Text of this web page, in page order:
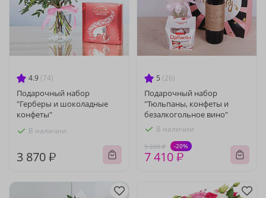
4.9 (74)
Подарочный набор
"Герберы и шоколадные
конфеты"
В наличии
3 870 ₽
5 (26)
Подарочный набор
"Тюльпаны, конфеты и
безалкогольное вино"
В наличии
9 260 ₽ -20%
7 410 ₽